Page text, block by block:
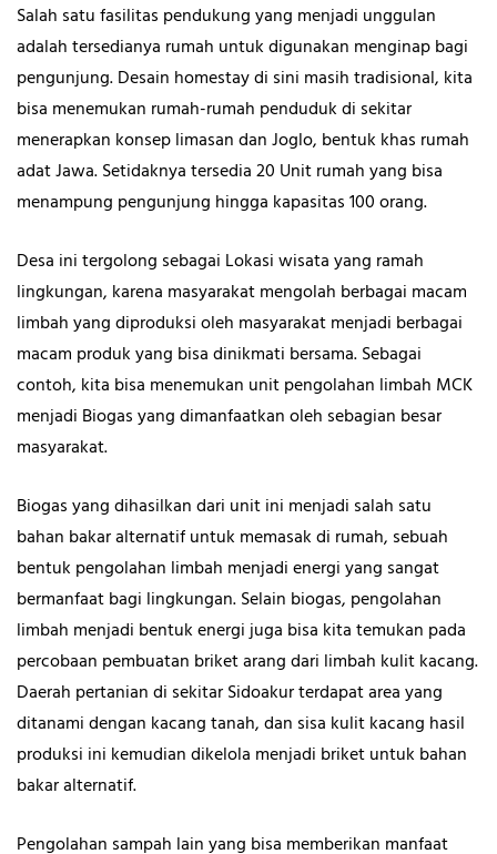
Salah satu fasilitas pendukung yang menjadi unggulan
adalah tersedianya rumah untuk digunakan menginap bagi
pengunjung. Desain homestay di sini masih tradisional, kita
bisa menemukan rumah-rumah penduduk di sekitar
menerapkan konsep limasan dan Joglo, bentuk khas rumah
adat Jawa. Setidaknya tersedia 20 Unit rumah yang bisa
menampung pengunjung hingga kapasitas 100 orang.
Desa ini tergolong sebagai Lokasi wisata yang ramah
lingkungan, karena masyarakat mengolah berbagai macam
limbah yang diproduksi oleh masyarakat menjadi berbagai
macam produk yang bisa dinikmati bersama. Sebagai
contoh, kita bisa menemukan unit pengolahan limbah MCK
menjadi Biogas yang dimanfaatkan oleh sebagian besar
masyarakat.
Biogas yang dihasilkan dari unit ini menjadi salah satu
bahan bakar alternatif untuk memasak di rumah, sebuah
bentuk pengolahan limbah menjadi energi yang sangat
bermanfaat bagi lingkungan. Selain biogas, pengolahan
limbah menjadi bentuk energi juga bisa kita temukan pada
percobaan pembuatan briket arang dari limbah kulit kacang.
Daerah pertanian di sekitar Sidoakur terdapat area yang
ditanami dengan kacang tanah, dan sisa kulit kacang hasil
produksi ini kemudian dikelola menjadi briket untuk bahan
bakar alternatif.
Pengolahan sampah lain yang bisa memberikan manfaat